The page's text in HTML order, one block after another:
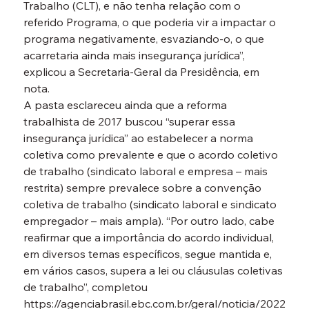
Trabalho (CLT), e não tenha relação com o
referido Programa, o que poderia vir a impactar o
programa negativamente, esvaziando-o, o que
acarretaria ainda mais insegurança jurídica”,
explicou a Secretaria-Geral da Presidência, em
nota.
A pasta esclareceu ainda que a reforma
trabalhista de 2017 buscou “superar essa
insegurança jurídica” ao estabelecer a norma
coletiva como prevalente e que o acordo coletivo
de trabalho (sindicato laboral e empresa – mais
restrita) sempre prevalece sobre a convenção
coletiva de trabalho (sindicato laboral e sindicato
empregador – mais ampla). “Por outro lado, cabe
reafirmar que a importância do acordo individual,
em diversos temas específicos, segue mantida e,
em vários casos, supera a lei ou cláusulas coletivas
de trabalho”, completou
https://agenciabrasil.ebc.com.br/geral/noticia/2022